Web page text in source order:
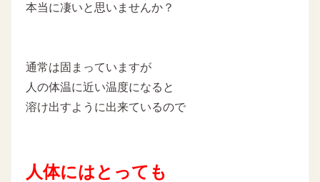
本当に凄いと思いませんか？
通常は固まっていますが
人の体温に近い温度になると
溶け出すように出来ているので
人体にはとっても